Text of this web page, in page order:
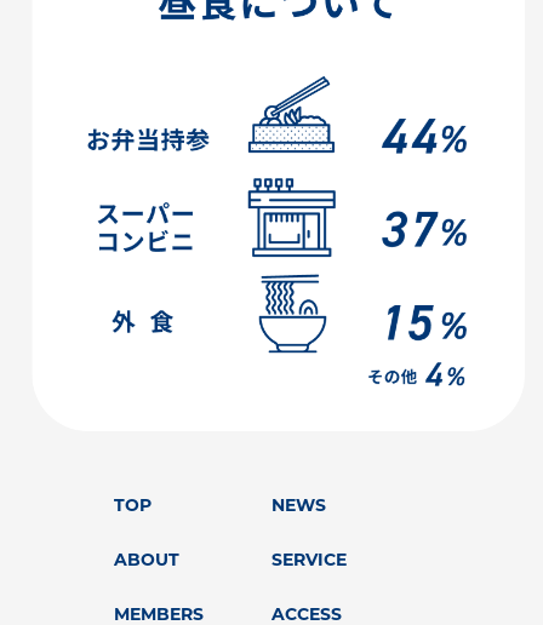
TOP NEWS
ABOUT SERVICE
MEMBERS ACCESS